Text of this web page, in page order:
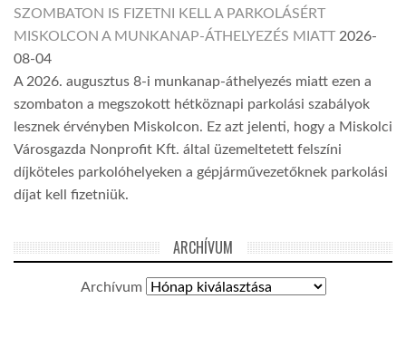
SZOMBATON IS FIZETNI KELL A PARKOLÁSÉRT
MISKOLCON A MUNKANAP-ÁTHELYEZÉS MIATT 2026-
08-04
A 2026. augusztus 8-i munkanap-áthelyezés miatt ezen a
szombaton a megszokott hétköznapi parkolási szabályok
lesznek érvényben Miskolcon. Ez azt jelenti, hogy a Miskolci
Városgazda Nonprofit Kft. által üzemeltetett felszíni
díjköteles parkolóhelyeken a gépjárművezetőknek parkolási
díjat kell fizetniük.
ARCHÍVUM
Archívum